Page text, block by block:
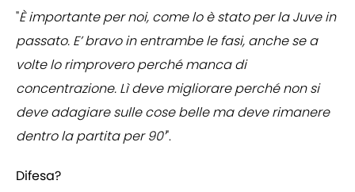
"È importante per noi, come lo è stato per la Juve in
passato. E’ bravo in entrambe le fasi, anche se a
volte lo rimprovero perché manca di
concentrazione. Lì deve migliorare perché non si
deve adagiare sulle cose belle ma deve rimanere
dentro la partita per 90’".
Difesa?